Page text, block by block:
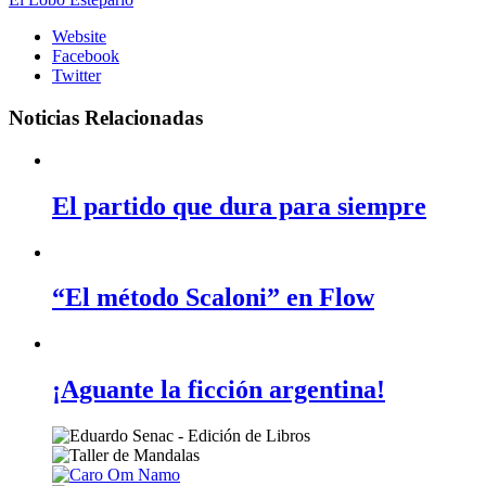
Website
Facebook
Twitter
Noticias Relacionadas
El partido que dura para siempre
“El método Scaloni” en Flow
¡Aguante la ficción argentina!